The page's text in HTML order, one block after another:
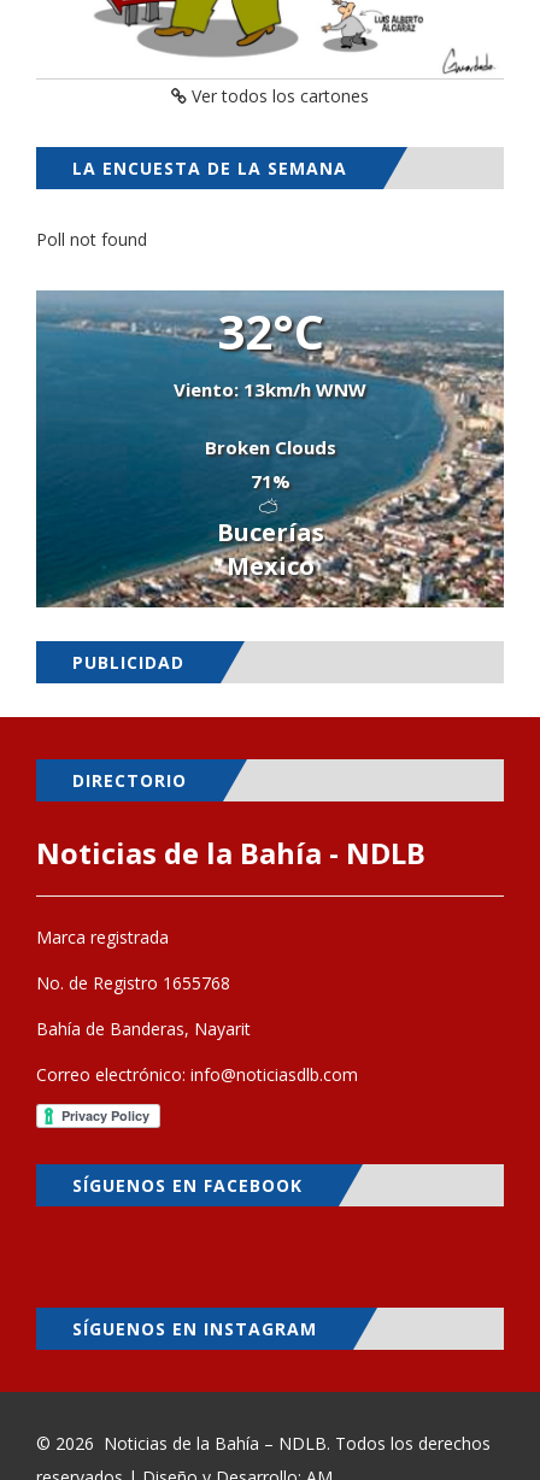
Ver todos los cartones
LA ENCUESTA DE LA SEMANA
Poll not found
32°C
Viento: 13km/h WNW
Broken Clouds
71%
Bucerías
Mexico
PUBLICIDAD
DIRECTORIO
Noticias de la Bahía - NDLB
Marca registrada
No. de Registro 1655768
Bahía de Banderas, Nayarit
Correo electrónico: info@noticiasdlb.com
SÍGUENOS EN FACEBOOK
SÍGUENOS EN INSTAGRAM
© 2026 Noticias de la Bahía – NDLB. Todos los derechos